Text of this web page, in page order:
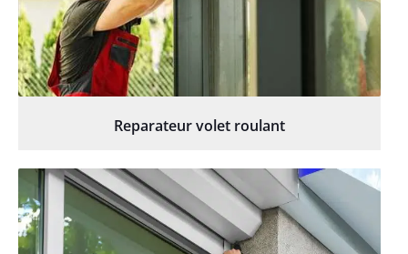
Reparateur volet roulant